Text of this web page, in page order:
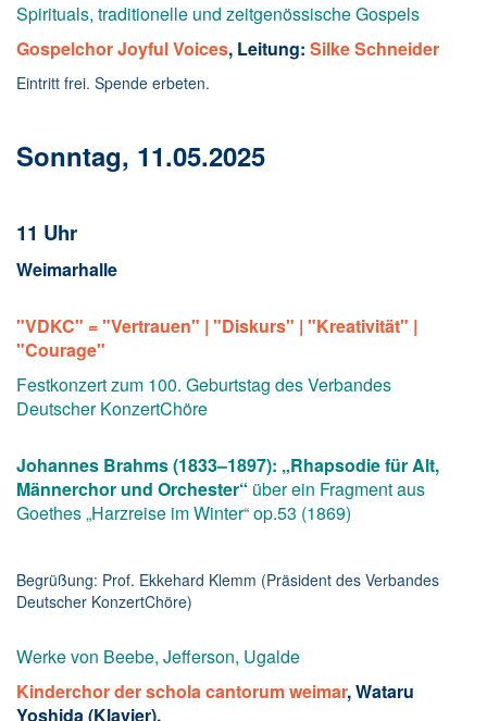
Spirituals, traditionelle und zeitgenössische Gospels
Gospelchor Joyful Voices, Leitung: Silke Schneider
Eintritt frei. Spende erbeten.
Sonntag, 11.05.2025
11 Uhr
Weimarhalle
"VDKC" ="Vertrauen" | "Diskurs" | "Kreativität" |
"Courage"
Festkonzert zum 100. Geburtstag des Verbandes
Deutscher KonzertChöre
Johannes Brahms (1833–1897): „Rhapsodie für Alt,
Männerchor und Orchester“ über ein Fragment aus
Goethes „Harzreise im Winter“ op.53 (1869)
Begrüßung: Prof. Ekkehard Klemm (Präsident des Verbandes
Deutscher KonzertChöre)
Werke von Beebe, Jefferson, Ugalde
Kinderchor der schola cantorum weimar, Wataru
Yoshida (Klavier),